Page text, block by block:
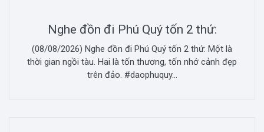
Nghe đồn đi Phú Quý tốn 2 thứ:
(08/08/2026) Nghe đồn đi Phú Quý tốn 2 thứ: Một là
thời gian ngồi tàu. Hai là tốn thương, tốn nhớ cảnh đẹp
trên đảo. #daophuquy...